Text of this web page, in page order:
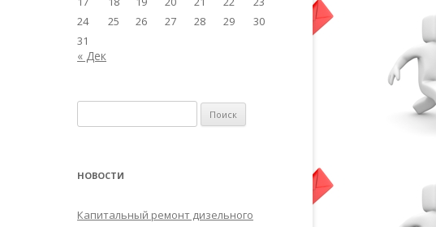
24
25 26 27 28 29
30
31
« Дек
НОВОСТИ
Капитальный ремонт дизельного